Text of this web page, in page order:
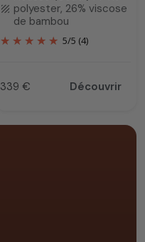
texture polyester, 26% viscose
de bambou
5/5 (4)
Prix
339 € Découvrir